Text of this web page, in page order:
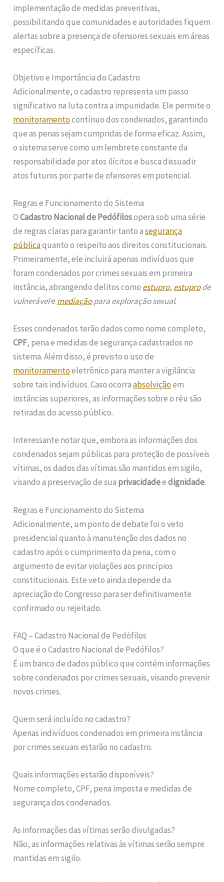
implementação de medidas preventivas,
possibilitando que comunidades e autoridades fiquem
alertas sobre a presença de ofensores sexuais em áreas
específicas.
Objetivo e Importância do Cadastro
Adicionalmente, o cadastro representa um passo
significativo na luta contra a impunidade. Ele permite o
monitoramentocontínuo dos condenados, garantindo
que as penas sejam cumpridas de forma eficaz. Assim,
o sistema serve como um lembrete constante da
responsabilidade por atos ilícitos e busca dissuadir
atos futuros por parte de ofensores em potencial.
Regras e Funcionamento do Sistema
OCadastro Nacional de Pedófilosopera sob uma série
de regras claras para garantir tanto asegurança
públicaquanto o respeito aos direitos constitucionais.
Primeiramente, ele incluirá apenas indivíduos que
foram condenados por crimes sexuais em primeira
instância, abrangendo delitos como estupro, estuprode
vulnerávele mediaçãopara exploração sexual.
Esses condenados terão dados como nome completo,
CPF, pena e medidas de segurança cadastrados no
sistema. Além disso, é previsto o uso de
monitoramentoeletrônico para manter a vigilância
sobre tais indivíduos. Caso ocorraabsolviçãoem
instâncias superiores, as informações sobre o réu são
retiradas do acesso público.
Interessante notar que, embora as informações dos
condenados sejam públicas para proteção de possíveis
vítimas, os dados das vítimas são mantidos em sigilo,
visando a preservação de sua privacidadeedignidade.
Regras e Funcionamento do Sistema
Adicionalmente, um ponto de debate foi o veto
presidencial quanto à manutenção dos dados no
cadastro após o cumprimento da pena, com o
argumento de evitar violações aos princípios
constitucionais. Este veto ainda depende da
apreciação do Congresso para ser definitivamente
confirmado ou rejeitado.
FAQ – Cadastro Nacional de Pedófilos
O que é o Cadastro Nacional de Pedófilos?
É um banco de dados público que contém informações
sobre condenados por crimes sexuais, visando prevenir
novos crimes.
Quem será incluído no cadastro?
Apenas indivíduos condenados em primeira instância
por crimes sexuais estarão no cadastro.
Quais informações estarão disponíveis?
Nome completo, CPF, pena imposta e medidas de
segurança dos condenados.
As informações das vítimas serão divulgadas?
Não, as informações relativas às vítimas serão sempre
mantidas em sigilo.